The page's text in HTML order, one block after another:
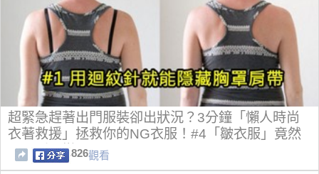
超緊急趕著出門服裝卻出狀況？3分鐘「懶人時尚
衣著救援」拯救你的NG衣服！#4「皺衣服」竟然
可以瞬間變平！
826觀看